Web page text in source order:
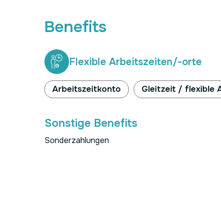
Benefits
Flexible Arbeitszeiten/-orte
Arbeitszeitkonto Gleitzeit / flexible
Sonstige Benefits
Sonderzahlungen